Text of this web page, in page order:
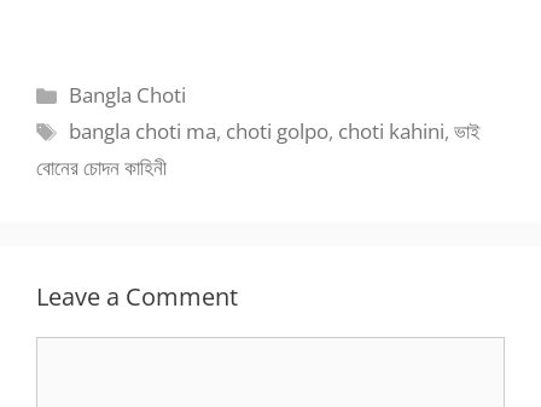
Categories
Bangla Choti
Tags
bangla choti ma, choti golpo, choti kahini,ভাই
বোনের চোদন কাহিনী
Leave a Comment